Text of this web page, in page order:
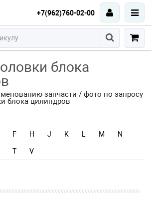
+7(962)760-02-00
блока
запчасти / фото по запросу
блока цилиндров
F H J K M N
T V